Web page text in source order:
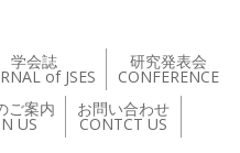
学会誌
of JSES
研究発表会
CONFERENCE
ご案内
US
お問い合わせ
CONTCT US